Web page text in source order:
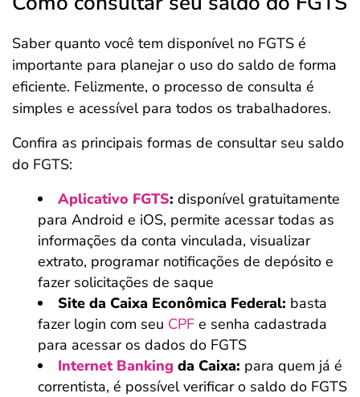
Saber quanto você tem disponível no FGTS é
importante para planejar o uso do saldo de forma
eficiente. Felizmente, o processo de consulta é
simples e acessível para todos os trabalhadores.
Confira as principais formas de consultar seu saldo
do FGTS:
Aplicativo FGTS: disponível gratuitamente
para Android e iOS, permite acessar todas as
informações da conta vinculada, visualizar
extrato, programar notificações de depósito e
fazer solicitações de saque
Site da Caixa Econômica Federal: basta
fazer login com seu CPF e senha cadastrada
para acessar os dados do FGTS
Internet Banking da Caixa: para quem já é
correntista, é possível verificar o saldo do FGTS